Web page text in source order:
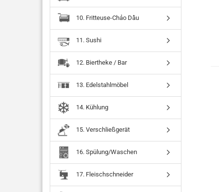
10. Fritteuse-Chảo Dầu
11. Sushi
12. Biertheke / Bar
13. Edelstahlmöbel
14. Kühlung
15. Verschließgerät
16. Spülung/Waschen
17. Fleischschneider